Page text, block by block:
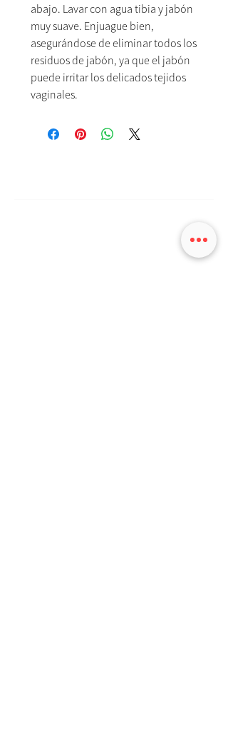
abajo. Lavar con agua tibia y jabón
muy suave. Enjuague bien,
asegurándose de eliminar todos los
residuos de jabón, ya que el jabón
puede irritar los delicados tejidos
vaginales.